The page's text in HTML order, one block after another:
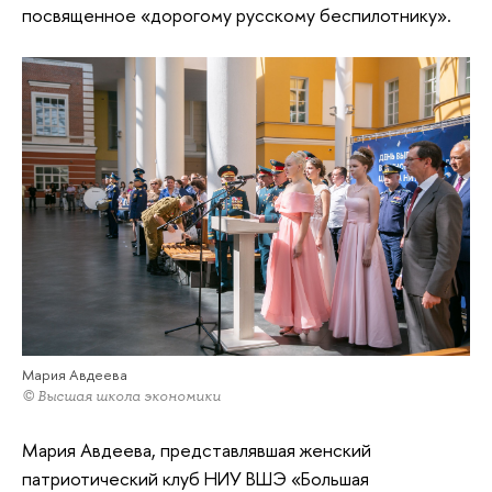
посвященное «дорогому русскому беспилотнику».
Мария Авдеева
© Высшая школа экономики
Мария Авдеева, представлявшая женский
патриотический клуб НИУ ВШЭ «Большая